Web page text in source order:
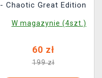
- Chaotic Great Edition
W magazynie (4szt.)
60 zł
199 zł